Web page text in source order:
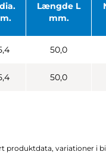
Længde L
mm.
50,0
50,0
produktdata, variationer i